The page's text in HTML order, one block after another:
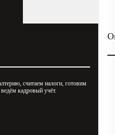
считаем налоги, готовим
кадровый учёт.